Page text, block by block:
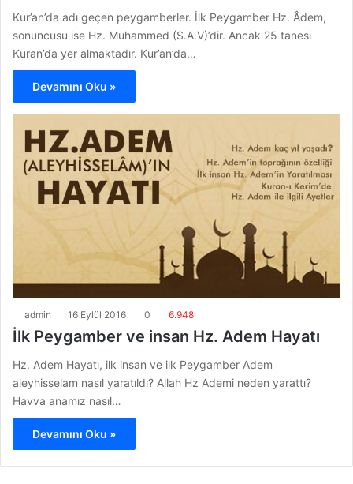
Kur’an’da adı geçen peygamberler. İlk Peygamber Hz. Âdem,
sonuncusu ise Hz. Muhammed (S.A.V)’dir. Ancak 25 tanesi
Kuran’da yer almaktadır. Kur’an’da…
Devamını Oku »
admin 16 Eylül 2016 0 6.948
İlk Peygamber ve insan Hz. Adem Hayatı
Hz. Adem Hayatı, ilk insan ve ilk Peygamber Adem
aleyhisselam nasıl yaratıldı? Allah Hz Ademi neden yarattı?
Havva anamız nasıl…
Devamını Oku »